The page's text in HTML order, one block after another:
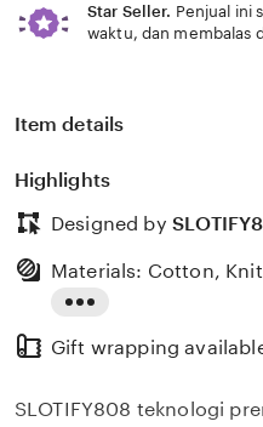
Star Seller. Penjual ini
waktu, dan membalas
Item details
Highlights
Designed by
the
description
Materials: Cotton, Knit
Gift wrapping
SLOTIFY808 teknologi